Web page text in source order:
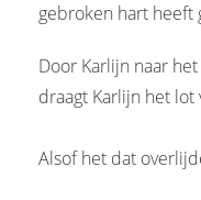
gebroken hart heeft
Door Karlijn naar
draagt Karlijn het
Alsof het dat